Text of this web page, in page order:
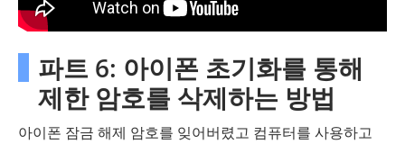
파트 6: 아이폰 초기화를 통해
제한 암호를 삭제하는 방법
아이폰 잠금 해제 암호를 잊어버렸고 컴퓨터를 사용하고